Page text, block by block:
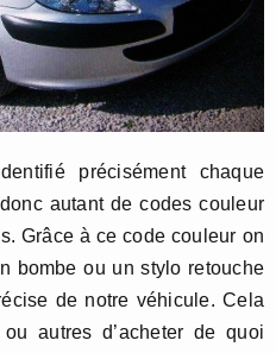
précisément chaque
autant de codes couleur
Grâce à ce code couleur on
bombe ou un stylo retouche
de notre véhicule. Cela
autres d’acheter de quoi